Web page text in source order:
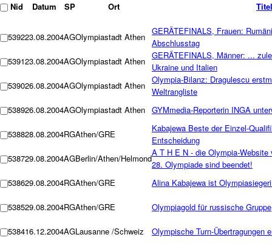
Nid Datum SP Ort Titel
539223.08.2004AGOlympiastadt Athen
GERÄTEFINALS, Frauen:
Abschlusstag
539123.08.2004AGOlympiastadt Athen
GERÄTEFINALS, Männer: ...
Ukraine und Italien
539026.08.2004AGOlympiastadt Athen
Olympia-Bilanz: Dragulescu
Weltrangliste
538926.08.2004AGOlympiastadt Athen GYMmedia-Reporterin INGA
538828.08.2004RGAthen/GRE
Kabajewa Beste der Einzel-
Entscheidung
538729.08.2004AGBerlin/Athen/Helmond
A T H E N - die Olympia-
28. Olympiade sind beendet!
538629.08.2004RGAthen/GRE Alina Kabajewa ist
538529.08.2004RGAthen/GRE Olympiagold für russische Gruppe
538416.12.2004AGLausanne /Schweiz Olympische Turn-Übertragungen